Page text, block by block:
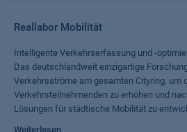
Reallabor Mobilität
Intelligente Verkehrserfassung und -
Das deutschlandweit einzigartige
Verkehrsströme am gesamten Cityring, um
Verkehrsteilnehmenden zu erhöhen und
Lösungen für städtische Mobilität zu
Weiterlesen